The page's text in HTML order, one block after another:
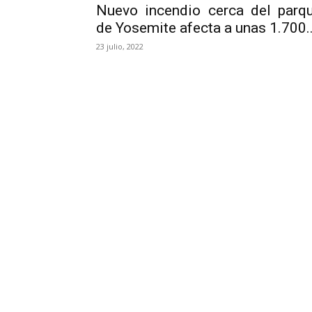
Nuevo incendio cerca del
de Yosemite afecta a unas
23 julio, 2022